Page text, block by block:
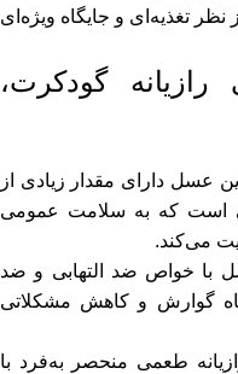
تغذیه‌ای و جایگاه ویژه‌ای
گودکرت،
این عسل دارای مقدار زیادی از
است که به سلامت عمومی
می‌کند.
با خواص ضد التهابی و ضد
گوارش و کاهش مشکلاتی
طعمی منحصر به‌فرد با